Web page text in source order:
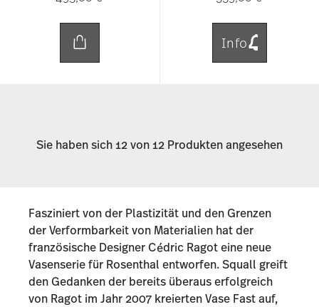
Info
Sie haben sich 12 von 12 Produkten angesehen
Fasziniert von der Plastizität und den Grenzen
der Verformbarkeit von Materialien hat der
französische Designer Cédric Ragot eine neue
Vasenserie für Rosenthal entworfen. Squall greift
den Gedanken der bereits überaus erfolgreich
von Ragot im Jahr 2007 kreierten Vase Fast auf,